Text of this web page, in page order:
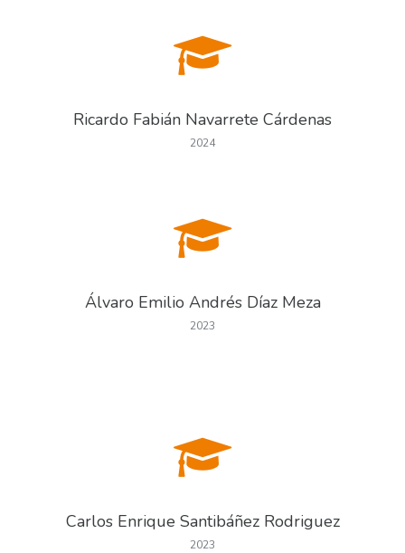
Ricardo Fabián Navarrete Cárdenas
2024
Álvaro Emilio Andrés Díaz Meza
2023
Carlos Enrique Santibáñez Rodriguez
2023